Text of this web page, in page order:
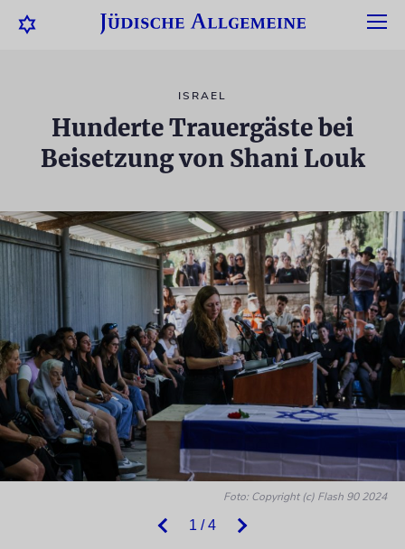
ISRAEL
Hunderte Trauergäste bei
Beisetzung von Shani Louk
1 / 4
Foto: Copyright (c) Flash 90 2024